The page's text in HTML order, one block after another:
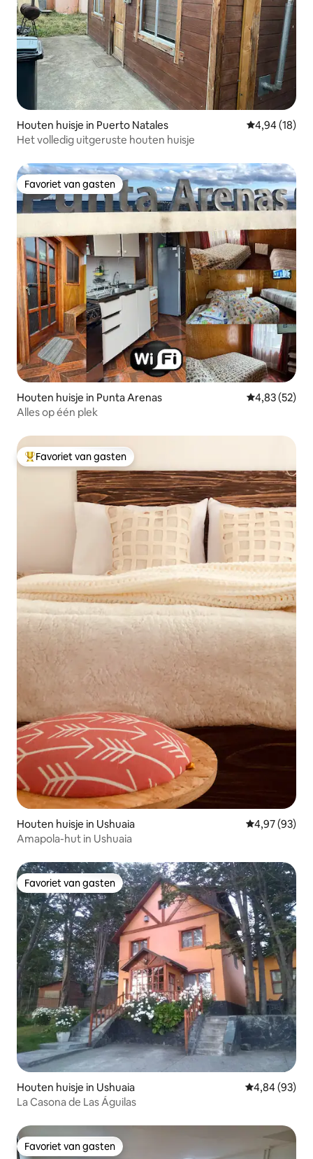
Houten huisje in Puerto Natales Gemiddelde
4,94 (18)
Het volledig uitgeruste houten huisje
Favoriet van gasten
Favoriet van gasten
Houten huisje in Punta Arenas Gemiddelde
4,83 (52)
Alles op één plek
Topfavoriet van gasten
Favoriet van gasten
Houten huisje in Ushuaia Gemiddelde
4,97 (93)
Amapola-hut in Ushuaia
Favoriet van gasten
Favoriet van gasten
Houten huisje in Ushuaia Gemiddelde
4,84 (93)
La Casona de Las Águilas
Favoriet van gasten
Favoriet van gasten